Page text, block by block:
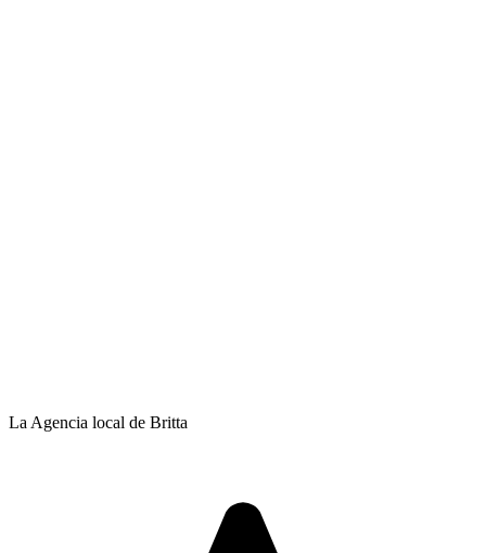
La Agencia local de Britta